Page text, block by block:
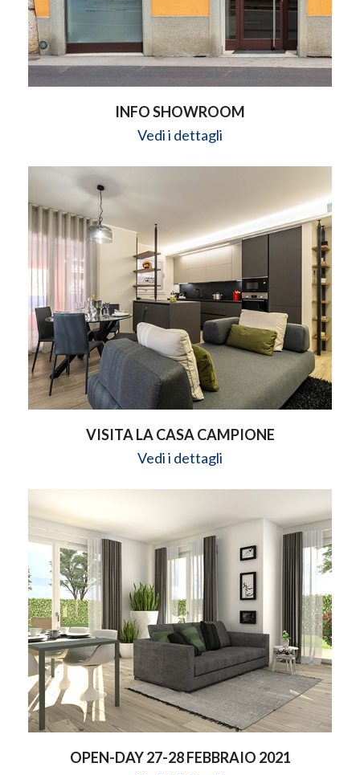
INFO SHOWROOM
Vedi i dettagli
VISITA LA CASA CAMPIONE
Vedi i dettagli
OPEN-DAY 27-28 FEBBRAIO 2021